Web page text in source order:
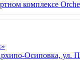
комплексе
Осиповка, ул.